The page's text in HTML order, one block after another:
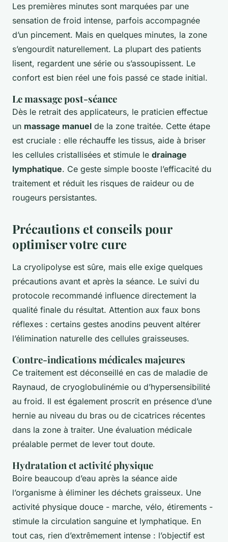
Les premières minutes sont marquées par une
sensation de froid intense, parfois accompagnée
d’un pincement. Mais en quelques minutes, la zone
s’engourdit naturellement. La plupart des patients
lisent, regardent une série ou s’assoupissent. Le
confort est bien réel une fois passé ce stade initial.
Le massage post-séance
Dès le retrait des applicateurs, le praticien effectue
un massage manuel de la zone traitée. Cette étape
est cruciale : elle réchauffe les tissus, aide à briser
les cellules cristallisées et stimule le drainage
lymphatique. Ce geste simple booste l’efficacité du
traitement et réduit les risques de raideur ou de
rougeurs persistantes.
Précautions et conseils pour
optimiser votre cure
La cryolipolyse est sûre, mais elle exige quelques
précautions avant et après la séance. Le suivi du
protocole recommandé influence directement la
qualité finale du résultat. Attention aux faux bons
réflexes : certains gestes anodins peuvent altérer
l’élimination naturelle des cellules graisseuses.
Contre-indications médicales majeures
Ce traitement est déconseillé en cas de maladie de
Raynaud, de cryoglobulinémie ou d’hypersensibilité
au froid. Il est également proscrit en présence d’une
hernie au niveau du bras ou de cicatrices récentes
dans la zone à traiter. Une évaluation médicale
préalable permet de lever tout doute.
Hydratation et activité physique
Boire beaucoup d’eau après la séance aide
l’organisme à éliminer les déchets graisseux. Une
activité physique douce - marche, vélo, étirements -
stimule la circulation sanguine et lymphatique. En
tout cas, rien d’extrêmement intense : l’objectif est